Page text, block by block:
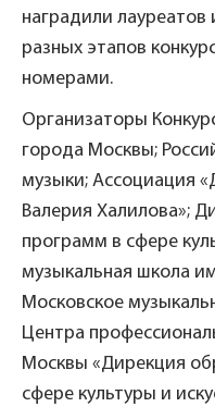
наградили лауреатов
разных этапов
номерами.
Организаторы
города Москвы;
музыки; Ассоциация
Валерия Халилова»;
программ в сфере
музыкальная школа
Московское
Центра
Москвы «Дирекция
сфере культуры и